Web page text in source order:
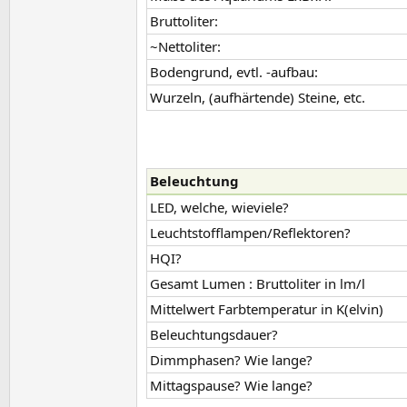
Bruttoliter:
~Nettoliter:
Bodengrund, evtl. -aufbau:
Wurzeln, (aufhärtende) Steine, etc.
Beleuchtung​
LED, welche, wieviele?
Leuchtstofflampen/Reflektoren?
HQI?
Gesamt Lumen : Bruttoliter in lm/l
Mittelwert Farbtemperatur in K(elvin)
Beleuchtungsdauer?
Dimmphasen? Wie lange?
Mittagspause? Wie lange?